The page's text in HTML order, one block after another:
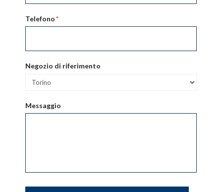
Telefono*
Negozio di riferimento
Messaggio
CAPTCHA